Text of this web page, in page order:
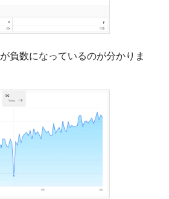
が負数になっているのが分かりま